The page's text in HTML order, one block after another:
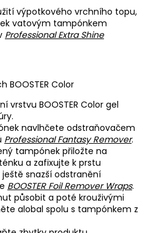
výpotkového vrchního topu,
vatovým tampónkem
Professional Extra Shine
BOOSTER Color
vrstvu BOOSTER Color gel
navlhčete odstraňovačem
Professional Fantasy Remover.
tampónek přiložte na
a zafixujte k prstu
ještě snazší odstranění
BOOSTER Foil Remover Wraps.
působit a poté krouživými
alobal spolu s tampónkem z